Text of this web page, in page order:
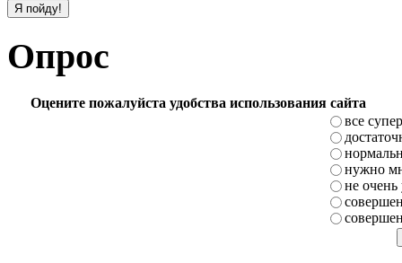
Опрос
Оцените пожалуйста удобства использования сайта
все супер
нужно
не очень